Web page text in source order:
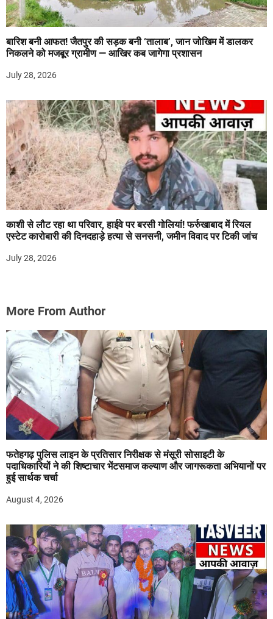
बारिश बनी आफत! जैतपुर की सड़क बनी ‘तालाब’, जान जोखिम में डालकर
निकलने को मजबूर ग्रामीण — आखिर कब जागेगा प्रशासन
July 28, 2026
काशी से लौट रहा था परिवार, हाईवे पर बरसी गोलियां! फर्रुखाबाद में रियल
एस्टेट कारोबारी की दिनदहाड़े हत्या से सनसनी, जमीन विवाद पर टिकी जांच
July 28, 2026
More From Author
फतेहगढ़ पुलिस लाइन के प्रतिसार निरीक्षक से मंसूरी सोसाइटी के
पदाधिकारियों ने की शिष्टाचार भेंटसमाज कल्याण और जागरूकता अभियानों पर
हुई सार्थक चर्चा
August 4, 2026